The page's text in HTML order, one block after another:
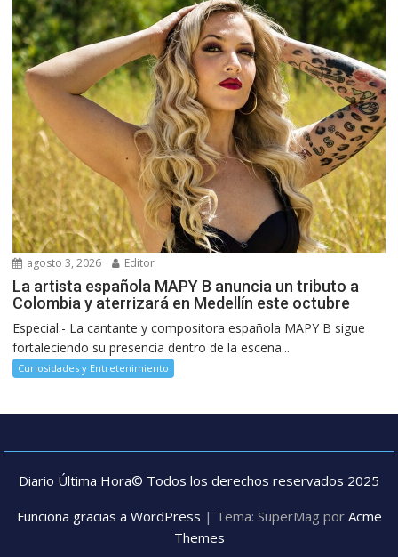
agosto 3, 2026 Editor
La artista española MAPY B anuncia un tributo a
Colombia y aterrizará en Medellín este octubre
Especial.- La cantante y compositora española MAPY B sigue
fortaleciendo su presencia dentro de la escena...
Curiosidades y Entretenimiento
Diario Última Hora© Todos los derechos reservados 2025
Funciona gracias a WordPress | Tema: SuperMag por Acme
Themes